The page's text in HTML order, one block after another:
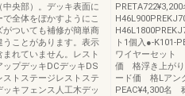
央部）。デッキ表面に
全体をぼかすようにこ
ついても補修が簡単商
ことがあります。表示
れていません。レスト
プデッキDCデッキDS
トステージレストステ
キフェンス人工木デッ
ト1個入●-K101-
ワイヤーセット
価 格浮き上がり
ード価 格Lア
PEAC¥4,300名